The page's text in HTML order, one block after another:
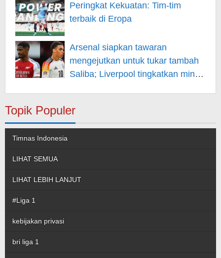
Peringkat Kekuatan: Tim-tim
terbaik di Eropa
Arsenal siapkan tawaran
mengejutkan untuk tukar tambah
Saliba; Liverpool tingkatkan minat
Topik Populer
Timnas Indonesia
LIHAT SEMUA
LIHAT LEBIH LANJUT
#Liga 1
kebijakan privasi
bri liga 1